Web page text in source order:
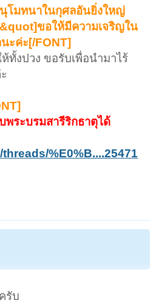
โมทนาในกุศลอันยิ่งใหญ่
ขอให้มีความเจริญใน
ะค่ะ[/FONT]
ทั้งปวง ขอรับเพื่อนำมาไร้
ระบรมสารีริกธาตุได้
%E0%B....25471
รับ